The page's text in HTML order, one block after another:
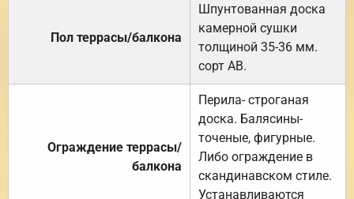
Пол террасы/балкона
Шпунтованная доска
камерной сушки
толщиной 35-36 мм.
сорт АВ.
Ограждение террасы/
балкона
Перила- строганая
доска. Балясины-
точеные, фигурные.
Либо ограждение в
скандинавском стиле.
Устанавливаются